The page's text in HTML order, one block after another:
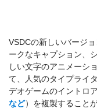
VSDCの新しいバージ
ークなキャプション、
しい文字のアニメーシ
て、人気のタイプライ
デオゲームのイントロ
など）を複製すること